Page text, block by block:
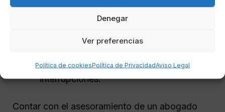
Denegar
Ver preferencias
Política de cookiesPolítica de PrivacidadAviso Legal
Presenta un escrito de oposición
juzgado si recibes una demanda.
han transcurrido 5 años sin
interrupciones.
Contar con el asesoramiento de un abogado